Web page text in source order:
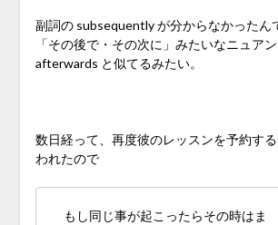
副詞の subsequently が分からなかったん
「その後で・その次に」みたいなニュアン
afterwards と似てるみたい。
数日経って、再度彼のレッスンを予約す
われたので
もし同じ事が起こったらその時はま